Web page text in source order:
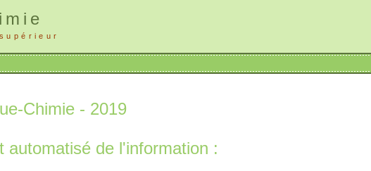
Chimie - 2019
automatisé de l'information :